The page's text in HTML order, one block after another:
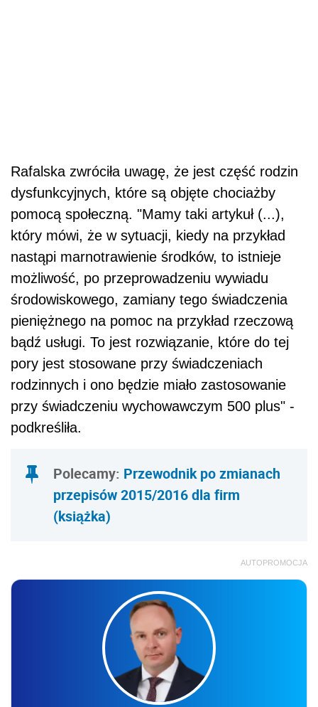
Rafalska zwróciła uwagę, że jest część rodzin
dysfunkcyjnych, które są objęte chociażby
pomocą społeczną. "Mamy taki artykuł (...),
który mówi, że w sytuacji, kiedy na przykład
nastąpi marnotrawienie środków, to istnieje
możliwość, po przeprowadzeniu wywiadu
środowiskowego, zamiany tego świadczenia
pieniężnego na pomoc na przykład rzeczową
bądź usługi. To jest rozwiązanie, które do tej
pory jest stosowane przy świadczeniach
rodzinnych i ono będzie miało zastosowanie
przy świadczeniu wychowawczym 500 plus" -
podkreśliła.
Polecamy: Przewodnik po zmianach
przepisów 2015/2016 dla firm
(książka)
AUTOPROMOCJA